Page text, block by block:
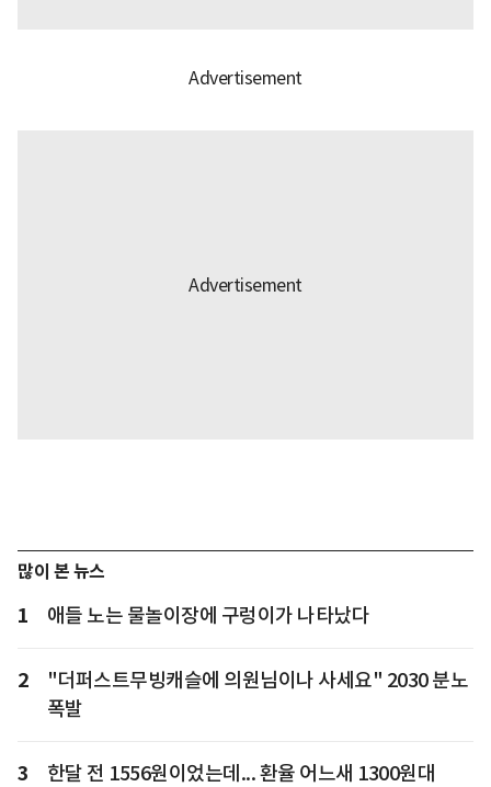
많이 본 뉴스
1 애들 노는 물놀이장에 구렁이가 나타났다
2
"더퍼스트무빙캐슬에 의원님이나 사세요" 2030 분노
폭발
3
한달 전 1556원이었는데... 환율 어느새 1300원대